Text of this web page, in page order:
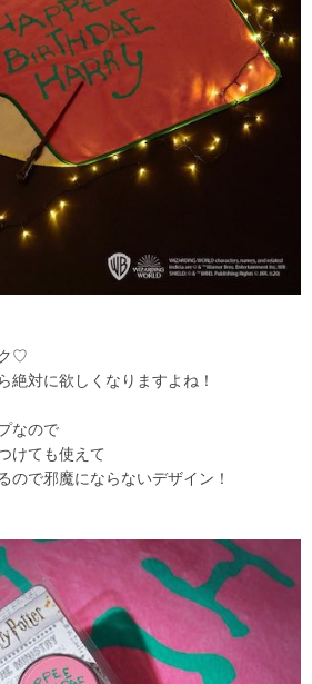
♡
絶対に欲しくなりますよね！
なので
けても使えて
ので邪魔にならないデザイン！